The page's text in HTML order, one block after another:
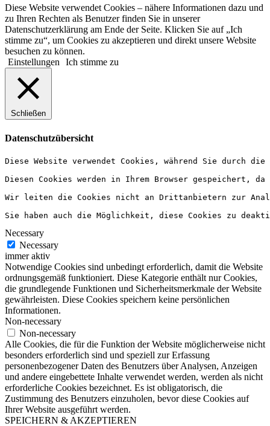
Diese Website verwendet Cookies – nähere Informationen dazu und
zu Ihren Rechten als Benutzer finden Sie in unserer
Datenschutzerklärung am Ende der Seite. Klicken Sie auf „Ich
stimme zu“, um Cookies zu akzeptieren und direkt unsere Website
besuchen zu können.
Einstellungen Ich stimme zu
Schließen
Datenschutzübersicht
Diese Website verwendet Cookies, während Sie durch
Diesen Cookies werden in Ihrem Browser gespeichert,
Wir leiten die Cookies nicht an Drittanbietern zur
Sie haben auch die Möglichkeit, diese Cookies zu
Necessary
Necessary
immer aktiv
Notwendige Cookies sind unbedingt erforderlich, damit die Website
ordnungsgemäß funktioniert. Diese Kategorie enthält nur Cookies,
die grundlegende Funktionen und Sicherheitsmerkmale der Website
gewährleisten. Diese Cookies speichern keine persönlichen
Informationen.
Non-necessary
Non-necessary
Alle Cookies, die für die Funktion der Website möglicherweise nicht
besonders erforderlich sind und speziell zur Erfassung
personenbezogener Daten des Benutzers über Analysen, Anzeigen
und andere eingebettete Inhalte verwendet werden, werden als nicht
erforderliche Cookies bezeichnet. Es ist obligatorisch, die
Zustimmung des Benutzers einzuholen, bevor diese Cookies auf
Ihrer Website ausgeführt werden.
SPEICHERN & AKZEPTIEREN